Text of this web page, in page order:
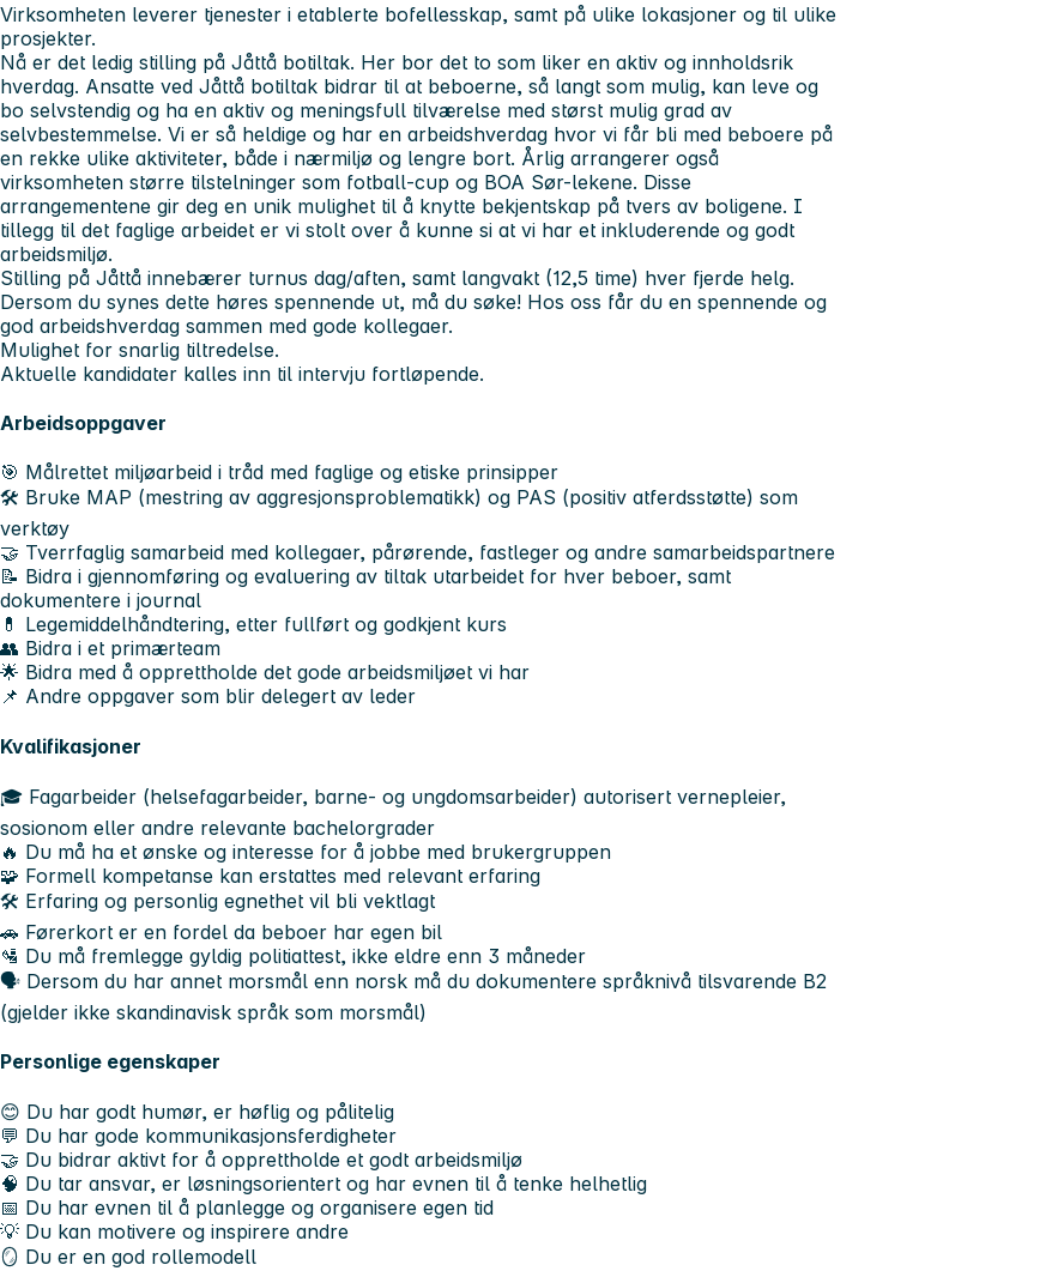
Virksomheten leverer tjenester i etablerte bofellesskap, samt på ulike lokasjoner og til ulike
prosjekter.
Nå er det ledig stilling på Jåttå botiltak. Her bor det to som liker en aktiv og innholdsrik
hverdag. Ansatte ved Jåttå botiltak bidrar til at beboerne, så langt som mulig, kan leve og
bo selvstendig og ha en aktiv og meningsfull tilværelse med størst mulig grad av
selvbestemmelse. Vi er så heldige og har en arbeidshverdag hvor vi får bli med beboere på
en rekke ulike aktiviteter, både i nærmiljø og lengre bort. Årlig arrangerer også
virksomheten større tilstelninger som fotball-cup og BOA Sør-lekene. Disse
arrangementene gir deg en unik mulighet til å knytte bekjentskap på tvers av boligene. I
tillegg til det faglige arbeidet er vi stolt over å kunne si at vi har et inkluderende og godt
arbeidsmiljø.
Stilling på Jåttå innebærer turnus dag/aften, samt langvakt (12,5 time) hver fjerde helg.
Dersom du synes dette høres spennende ut, må du søke! Hos oss får du en spennende og
god arbeidshverdag sammen med gode kollegaer.
Mulighet for snarlig tiltredelse.
Aktuelle kandidater kalles inn til intervju fortløpende.
Arbeidsoppgaver
🎯 Målrettet miljøarbeid i tråd med faglige og etiske prinsipper
🛠️ Bruke MAP (mestring av aggresjonsproblematikk) og PAS (positiv atferdsstøtte) som
verktøy
🤝 Tverrfaglig samarbeid med kollegaer, pårørende, fastleger og andre samarbeidspartnere
📝 Bidra i gjennomføring og evaluering av tiltak utarbeidet for hver beboer, samt
dokumentere i journal
💊 Legemiddelhåndtering, etter fullført og godkjent kurs
👥 Bidra i et primærteam
🌟 Bidra med å opprettholde det gode arbeidsmiljøet vi har
📌 Andre oppgaver som blir delegert av leder
Kvalifikasjoner
🎓 Fagarbeider (helsefagarbeider, barne- og ungdomsarbeider) autorisert vernepleier,
sosionom eller andre relevante bachelorgrader
🔥 Du må ha et ønske og interesse for å jobbe med brukergruppen
🧩 Formell kompetanse kan erstattes med relevant erfaring
🛠️ Erfaring og personlig egnethet vil bli vektlagt
🚗 Førerkort er en fordel da beboer har egen bil
🛂 Du må fremlegge gyldig politiattest, ikke eldre enn 3 måneder
🗣️ Dersom du har annet morsmål enn norsk må du dokumentere språknivå tilsvarende B2
(gjelder ikke skandinavisk språk som morsmål)
Personlige egenskaper
😊 Du har godt humør, er høflig og pålitelig
💬 Du har gode kommunikasjonsferdigheter
🤝 Du bidrar aktivt for å opprettholde et godt arbeidsmiljø
🧠 Du tar ansvar, er løsningsorientert og har evnen til å tenke helhetlig
📅 Du har evnen til å planlegge og organisere egen tid
💡 Du kan motivere og inspirere andre
🪞 Du er en god rollemodell